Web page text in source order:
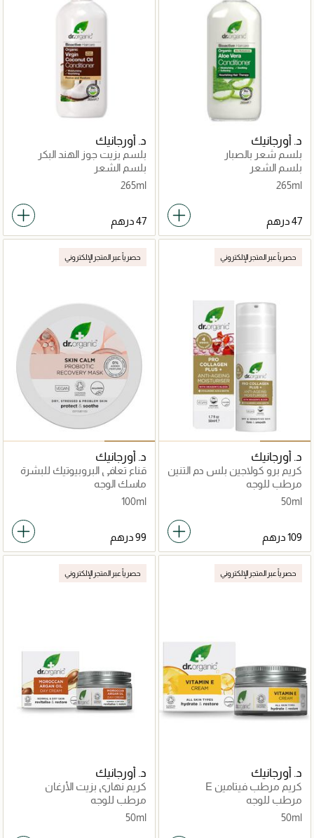
د. أورجانيك
بلسم شعر بالصبار
بلسم الشعر
265ml
د. أورجانيك
بلسم بزيت جوز الهند البكر
بلسم الشعر
265ml
حصرياً عبر المتجر الإلكتروني
د. أورجانيك
كريم برو كولاجين بلس دم التنين
مرطب للوجه
50ml
حصرياً عبر المتجر الإلكتروني
د. أورجانيك
قناع تعافي البروبيوتيك للبشرة
ماسك الوجه
100ml
حصرياً عبر المتجر الإلكتروني
د. أورجانيك
كريم مرطب فيتامين E
مرطب للوجه
50ml
حصرياً عبر المتجر الإلكتروني
د. أورجانيك
كريم نهاري بزيت الأرغان
المغربي
مرطب للوجه
50ml